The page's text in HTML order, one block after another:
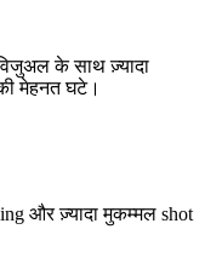
के साथ ज़्यादा
मेहनत घटे।
और ज़्यादा मुकम्मल shot